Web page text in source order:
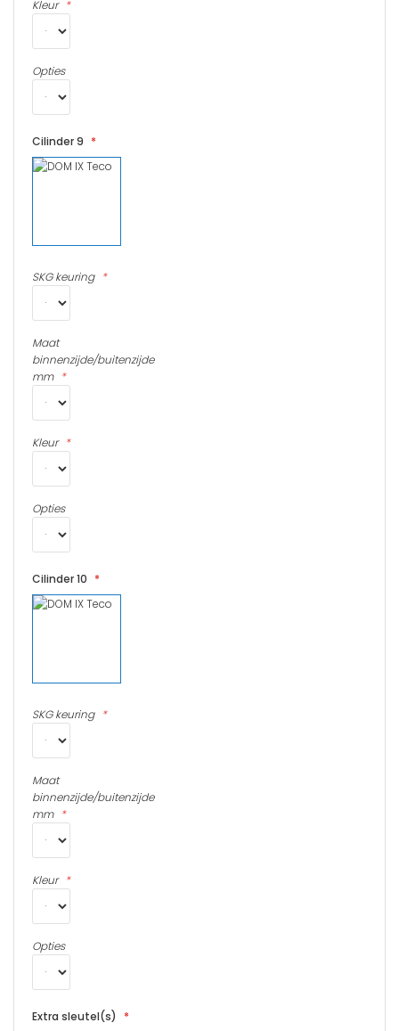
Kleur
Opties
Cilinder 9
SKG keuring
Maat
binnenzijde/buitenzijde
mm
Kleur
Opties
Cilinder 10
SKG keuring
Maat
binnenzijde/buitenzijde
mm
Kleur
Opties
Extra sleutel(s)